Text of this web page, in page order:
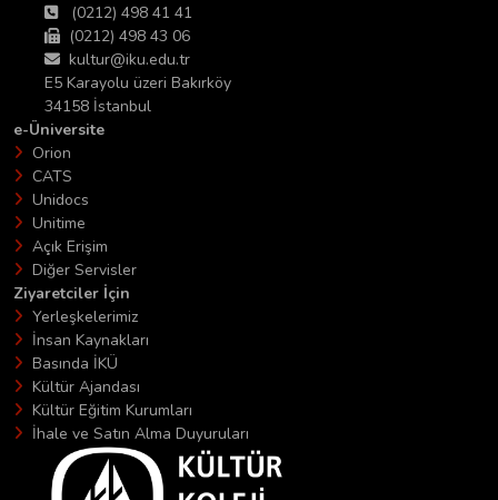
(0212) 498 41 41
(0212) 498 43 06
kultur@iku.edu.tr
E5 Karayolu üzeri Bakırköy
34158 İstanbul
e-Üniversite
Orion
CATS
Unidocs
Unitime
Açık Erişim
Diğer Servisler
Ziyaretciler İçin
Yerleşkelerimiz
İnsan Kaynakları
Basında İKÜ
Kültür Ajandası
Kültür Eğitim Kurumları
İhale ve Satın Alma Duyuruları